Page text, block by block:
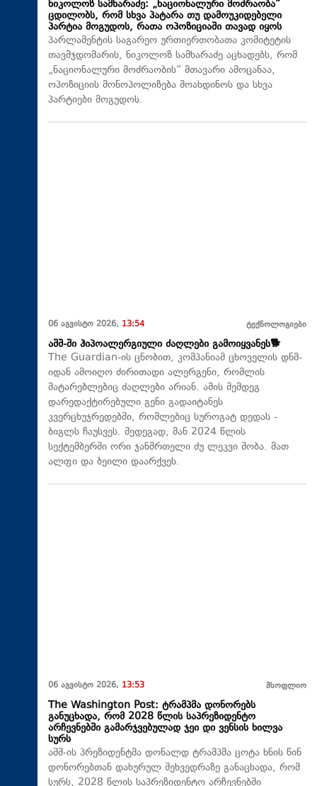
ნიკოლოზ სამხარაძე: „ნაციონალური მოძრაობა“
ცდილობს, რომ სხვა პატარა თუ დამოუკიდებელი
პარტია მოგუდოს, რათა ოპოზიციაში თავად იყოს
პარლამენტის საგარეო ურთიერთობათა კომიტეტის
თავმჯდომარის, ნიკოლოზ სამხარაძე აცხადებს, რომ
„ნაციონალური მოძრაობის“ მთავარი ამოცანაა,
ოპოზიციის მონოპოლიზება მოახდინოს და სხვა
პარტიები მოგუდოს.
06 აგვისტო 2026, 13:54 ტექნოლოგიები
აშშ-ში ჰიპოალერგიული ძაღლები გამოიყვანეს🐕
The Guardian-ის ცნობით, კომპანიამ ცხოველის დნმ-
იდან ამოიღო ძირითადი ალერგენი, რომლის
მატარებლებიც ძაღლები არიან. ამის შემდეგ
დარედაქტირებული გენი გადაიტანეს
კვერცხუჯრედებში, რომლებიც სუროგატ დედას -
ბიგლს ჩაუსვეს. შედეგად, მან 2024 წლის
სექტემბერში ორი ჯანმრთელი ძუ ლეკვი შობა. მათ
ალფი და ბეილი დაარქვეს.
06 აგვისტო 2026, 13:53 მსოფლიო
The Washington Post: ტრამპმა დონორებს
განუცხადა, რომ 2028 წლის საპრეზიდენტო
არჩევნებში გამარჯვებულად ჯეი დი ვენსის ხილვა
სურს
აშშ-ის პრეზიდენტმა დონალდ ტრამპმა ცოტა ხნის წინ
დონორებთან დახურულ შეხვედრაზე განაცხადა, რომ
სურს, 2028 წლის საპრეზიდენტო არჩევნებში